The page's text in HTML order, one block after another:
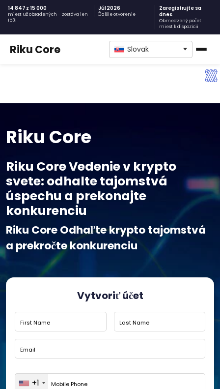
14 847 z 15 000
miest už obsadených – zostáva len
153!
Júl 2026
Ďalšie otvorenie
Zaregistrujte sa
dnes
Obmedzený počet
miest k dispozícii
Riku Core Slovak
Riku Core
Riku Core Vedenie v krypto
svete: odhalte tajomstvá
úspechu a prekonajte
konkurenciu
Riku Core Odhaľte krypto tajomstvá
a prekročte konkurenciu
Vytvoriť účet
United
+1